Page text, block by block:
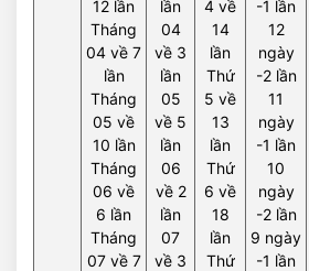
12 lần
Tháng
04 về 7
lần
Tháng
05 về
10 lần
Tháng
06 về
6 lần
Tháng
07 về 7
lần
04
về 3
lần
05
về 5
lần
06
về 2
lần
07
về 3
4 về
14
lần
Thứ
5 về
13
lần
Thứ
6 về
18
lần
Thứ
-1 lần
12
ngày
-2 lần
11
ngày
-1 lần
10
ngày
-2 lần
9 ngày
-1 lần